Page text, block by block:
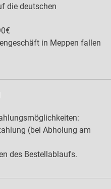
die deutschen
in Meppen fallen
(bei Abholung am
des Bestellablaufs.